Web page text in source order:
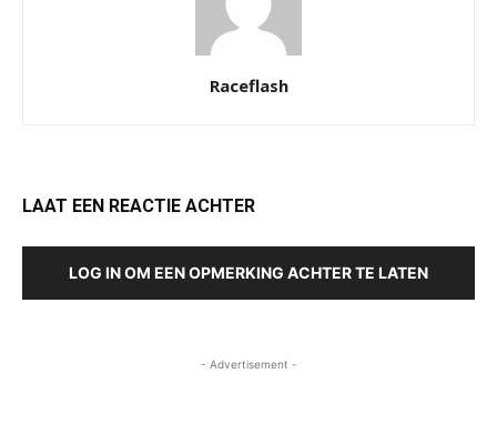
Raceflash
LAAT EEN REACTIE ACHTER
LOG IN OM EEN OPMERKING ACHTER TE LATEN
- Advertisement -